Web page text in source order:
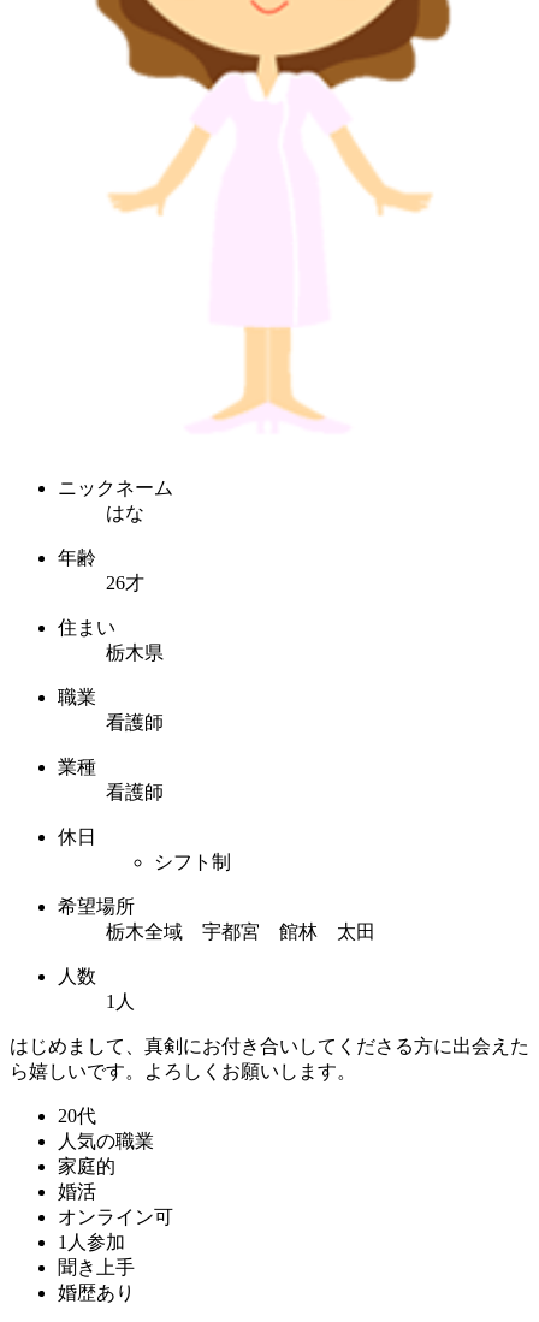
ニックネーム
はな
年齢
26才
住まい
栃木県
職業
看護師
業種
看護師
休日
シフト制
希望場所
栃木全域 宇都宮 館林 太田
人数
1人
はじめまして、真剣にお付き合いしてくださる方に出会えた
ら嬉しいです。よろしくお願いします。
20代
人気の職業
家庭的
婚活
オンライン可
1人参加
聞き上手
婚歴あり